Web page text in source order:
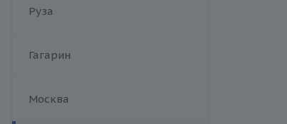
Руза
Гагарин
Москва